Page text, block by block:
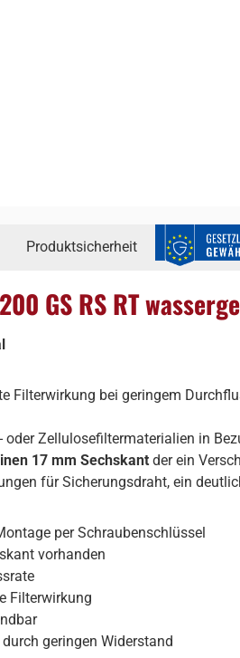
Produktsicherheit
GS RS RT
Filterwirkung bei geringem
Zellulosefiltermaterialien in
17 mm Sechskant der ein
für Sicherungsdraht, ein
per Schraubenschlüssel
vorhanden
Filterwirkung
geringen Widerstand